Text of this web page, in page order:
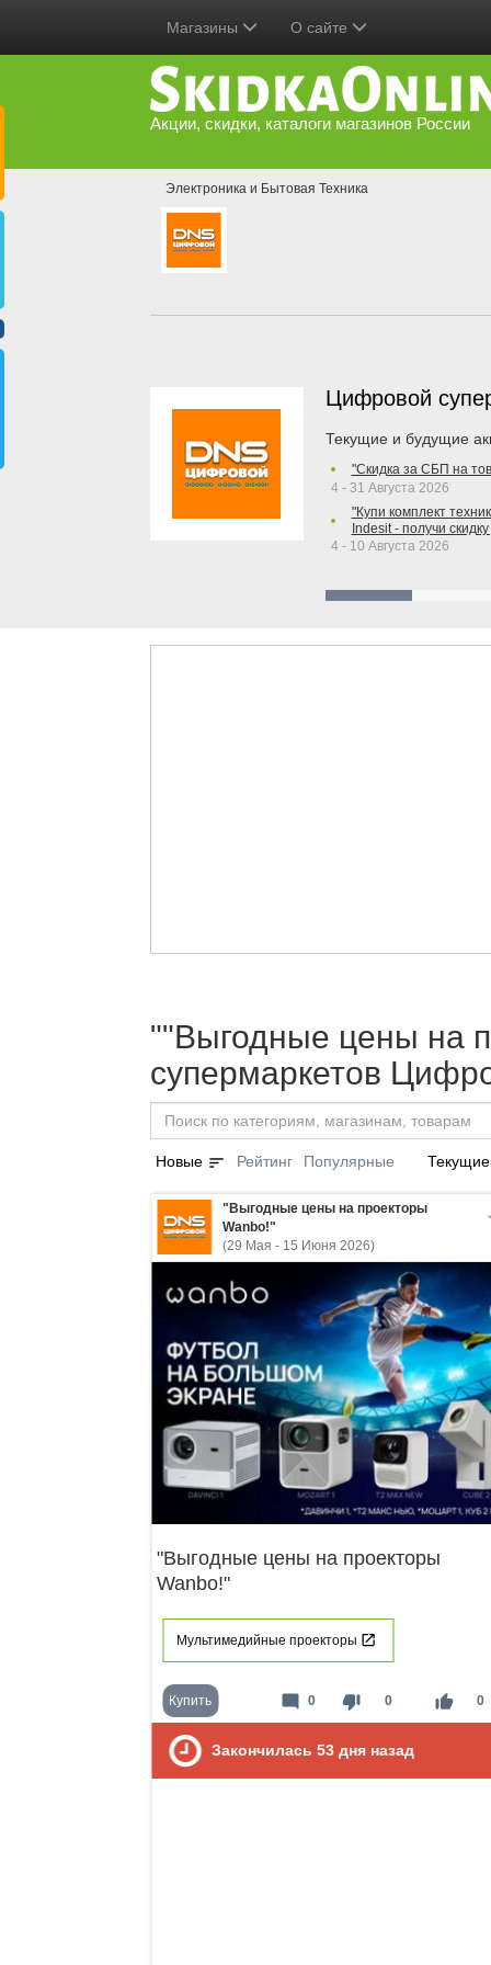
Магазины О сайте
Акции, скидки, каталоги магазинов России
Электроника и Бытовая Техника
Цифровой
Текущие и будущие
"Скидка за СБП на
4 - 31 Августа 2026
"Купи комплект
Indesit - получи
4 - 10 Августа 2026
""Выгодные цены на
супермаркетов
Новые sort Рейтинг Популярные Текущие
"Выгодные цены на проекторы
Wanbo!"
(29 Мая - 15 Июня 2026)
"Выгодные цены на проекторы
Wanbo!"
Мультимедийные проекторы
Купить thumb_down 0 thumb_up 0
mode_comment 0
Закончилась 53 дня назад